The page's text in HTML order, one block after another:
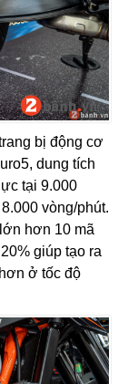
bị động cơ
dung tích
tại 9.000
vòng/phút.
hơn 10 mã
giúp tạo ra
ở tốc độ